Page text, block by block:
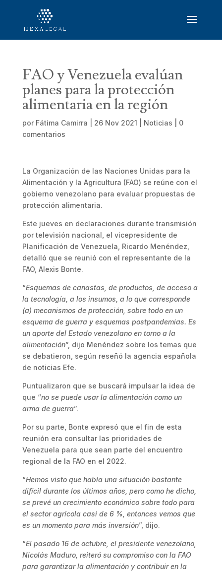
FAO y Venezuela evalúan
planes para la protección
alimentaria en la región
por Fátima Camirra 26 Nov 2021 Noticias
0
comentarios
La Organización de las Naciones Unidas para la
Alimentación y la Agricultura (FAO) se reúne con el
gobierno venezolano para evaluar propuestas de
protección alimentaria.
Este jueves en declaraciones durante transmisión
por televisión nacional, el vicepresidente de
Planificación de Venezuela, Ricardo Menéndez,
detalló que se reunió con el representante de la
FAO, Alexis Bonte.
“Esquemas de canastas, de productos, de acceso a
la tecnología, a los insumos, a lo que corresponde
(a) mecanismos de protección, sobre todo en un
esquema de guerra y esquemas postpandemias. Es
un aporte del Estado venezolano en torno a la
alimentación”, dijo Menéndez sobre los temas que
se debatieron, según reseñó la agencia española
de noticias Efe.
Puntualizaron que se buscará impulsar la idea de
que “no se puede usar la alimentación como un
arma de guerra”.
Por su parte, Bonte expresó que el fin de esta
reunión era consultar las prioridades de
Venezuela para que sean parte del encuentro
regional de la FAO en el 2022.
“Hemos visto que había una situación bastante
difícil durante los últimos años, pero como he dicho,
se prevé un crecimiento económico sobre todo para
el sector agrícola casi de 6 %, entonces vemos que
es un momento para más inversión”, dijo.
“El pasado 16 de octubre, el presidente venezolano,
Nicolás Maduro, reiteró su compromiso con la FAO
para garantizar la alimentación y contribuir en la